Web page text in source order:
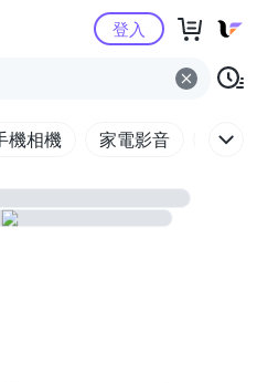
Yahoo購物中心
登入
機相機 家電影音 電腦